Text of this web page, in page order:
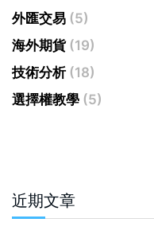
外匯交易 (5)
海外期貨(19)
技術分析(18)
選擇權教學 (5)
近期文章